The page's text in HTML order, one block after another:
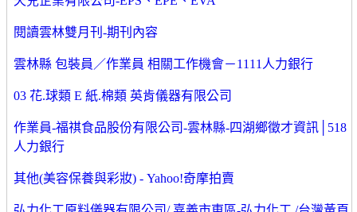
閱讀雲林雙月刊-期刊內容
雲林縣 包裝員／作業員 相關工作機會－1111人力銀行
03 花.球類 E 紙.棉類 英肯儀器有限公司
作業員-福祺食品股份有限公司-雲林縣-四湖鄉徵才資訊│518
人力銀行
其他(美容保養與彩妝) - Yahoo!奇摩拍賣